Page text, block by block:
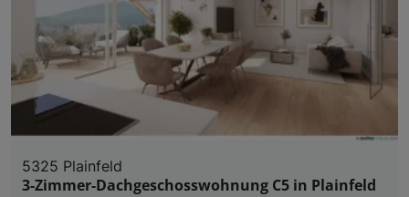
5325 Plainfeld
3-Zimmer-Dachgeschosswohnung C5 in Plainfeld